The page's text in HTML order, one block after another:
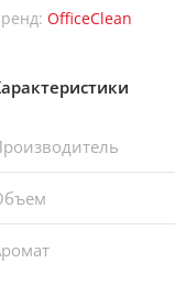
OfficeClean